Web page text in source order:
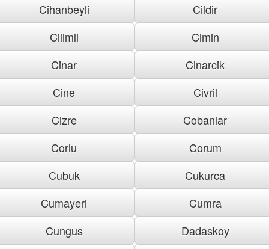
Cihanbeyli
Cildir
Cilimli
Cimin
Cinar
Cinarcik
Cine
Civril
Cizre
Cobanlar
Corlu
Corum
Cubuk
Cukurca
Cumayeri
Cumra
Cungus
Dadaskoy